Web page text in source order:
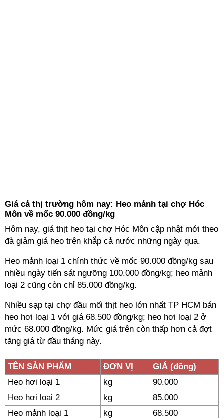
Giá cả thị trường hôm nay: Heo mảnh tại chợ Hóc
Môn về mốc 90.000 đồng/kg
Hôm nay, giá thịt heo tại chợ Hóc Môn cập nhật mới theo
đà giảm giá heo trên khắp cả nước những ngày qua.
Heo mảnh loại 1 chính thức về mốc 90.000 đồng/kg sau
nhiều ngày tiến sát ngưỡng 100.000 đồng/kg; heo mảnh
loại 2 cũng còn chỉ 85.000 đồng/kg.
Nhiều sạp tại chợ đầu mối thịt heo lớn nhất TP HCM bán
heo hơi loại 1 với giá 68.500 đồng/kg; heo hơi loại 2 ở
mức 68.000 đồng/kg. Mức giá trên còn thấp hơn cả đợt
tăng giá từ đầu tháng này.
TÊN SẢN PHẨM ĐƠN VỊ
GIÁ (đồng)
Heo hơi loại 1
kg
90.000
Heo hơi loại 2
kg
85.000
Heo mảnh loại 1
kg
68.500